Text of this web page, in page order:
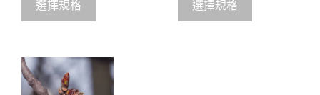
選擇規格
5
選擇規格